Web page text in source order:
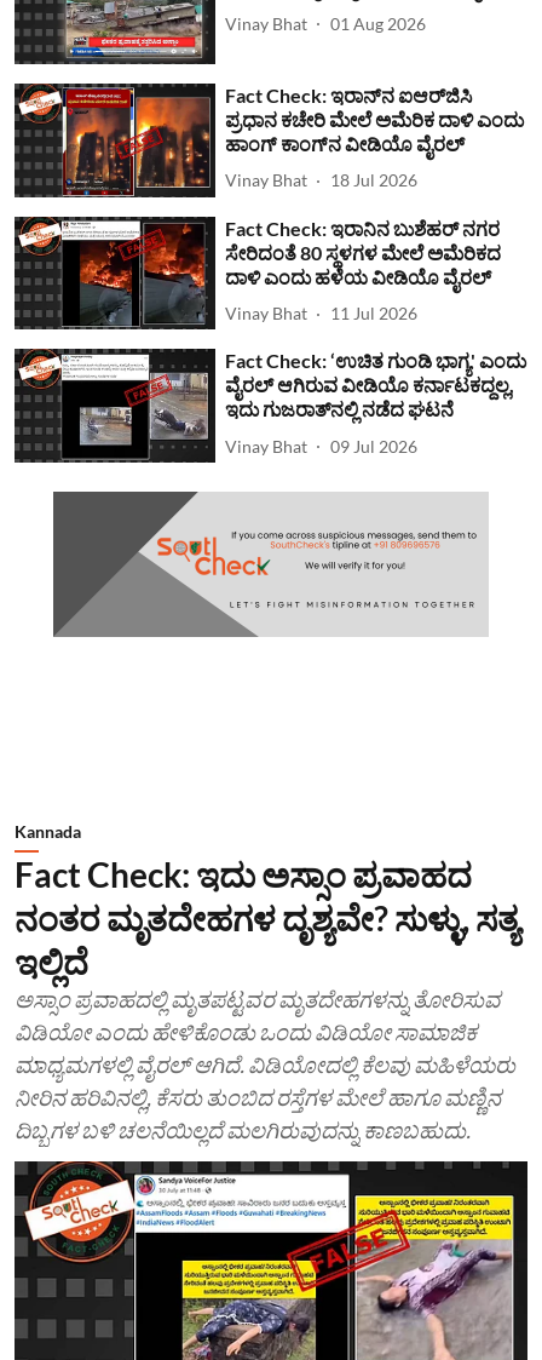
Vinay Bhat 01 Aug 2026
Fact Check: ಇರಾನ್‌ನ ಐಆರ್‌ಜಿಸಿ
ಪ್ರಧಾನ ಕಚೇರಿ ಮೇಲೆ ಅಮೆರಿಕ ದಾಳಿ ಎಂದು
ಹಾಂಗ್ ಕಾಂಗ್​ನ ವೀಡಿಯೊ ವೈರಲ್
Vinay Bhat 18 Jul 2026
Fact Check: ಇರಾನಿನ ಬುಶೆಹರ್ ನಗರ
ಸೇರಿದಂತೆ 80 ಸ್ಥಳಗಳ ಮೇಲೆ ಅಮೆರಿಕದ
ದಾಳಿ ಎಂದು ಹಳೆಯ ವೀಡಿಯೊ ವೈರಲ್
Vinay Bhat 11 Jul 2026
Fact Check: ‘ಉಚಿತ ಗುಂಡಿ ಭಾಗ್ಯ' ಎಂದು
ವೈರಲ್ ಆಗಿರುವ ವೀಡಿಯೊ ಕರ್ನಾಟಕದ್ದಲ್ಲ,
ಇದು ಗುಜರಾತ್‌ನಲ್ಲಿ ನಡೆದ ಘಟನೆ
Vinay Bhat 09 Jul 2026
Kannada
Fact Check: ಇದು ಅಸ್ಸಾಂ ಪ್ರವಾಹದ
ನಂತರ ಮೃತದೇಹಗಳ ದೃಶ್ಯವೇ? ಸುಳ್ಳು, ಸತ್ಯ
ಇಲ್ಲಿದೆ
ಅಸ್ಸಾಂ ಪ್ರವಾಹದಲ್ಲಿ ಮೃತಪಟ್ಟವರ ಮೃತದೇಹಗಳನ್ನು ತೋರಿಸುವ
ವಿಡಿಯೋ ಎಂದು ಹೇಳಿಕೊಂಡು ಒಂದು ವಿಡಿಯೋ ಸಾಮಾಜಿಕ
ಮಾಧ್ಯಮಗಳಲ್ಲಿ ವೈರಲ್ ಆಗಿದೆ. ವಿಡಿಯೋದಲ್ಲಿ ಕೆಲವು ಮಹಿಳೆಯರು
ನೀರಿನ ಹರಿವಿನಲ್ಲಿ, ಕೆಸರು ತುಂಬಿದ ರಸ್ತೆಗಳ ಮೇಲೆ ಹಾಗೂ ಮಣ್ಣಿನ
ದಿಬ್ಬಗಳ ಬಳಿ ಚಲನೆಯಿಲ್ಲದೆ ಮಲಗಿರುವುದನ್ನು ಕಾಣಬಹುದು.